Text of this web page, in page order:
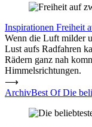
Inspirationen Freiheit
Wenn die Luft milder
Lust aufs Radfahren
Rädern ganz nah
Himmelsrichtungen.
⟶
ArchivBest Of Die